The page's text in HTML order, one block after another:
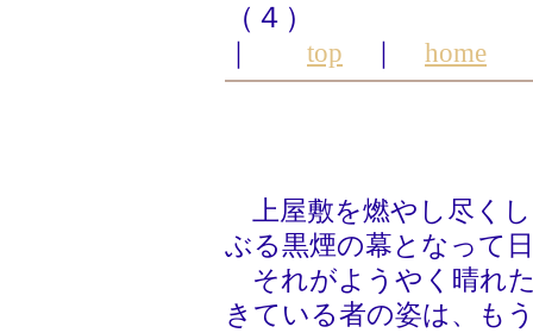
（４）
top home
上屋敷を燃やし尽く
ぶる黒煙の幕となって
それがようやく晴れ
きている者の姿は、も